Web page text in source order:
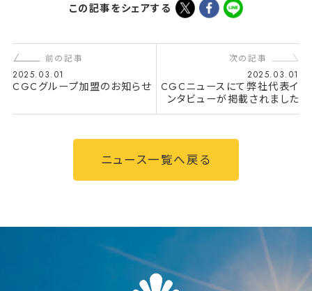
この記事をシェアする
前の記事
2025.03.01
CGCグループ加盟のお知らせ
次の記事
2025.03.01
CGCニュースにて弊社代表イ
ンタビューが掲載されました
ニュース一覧へ戻る